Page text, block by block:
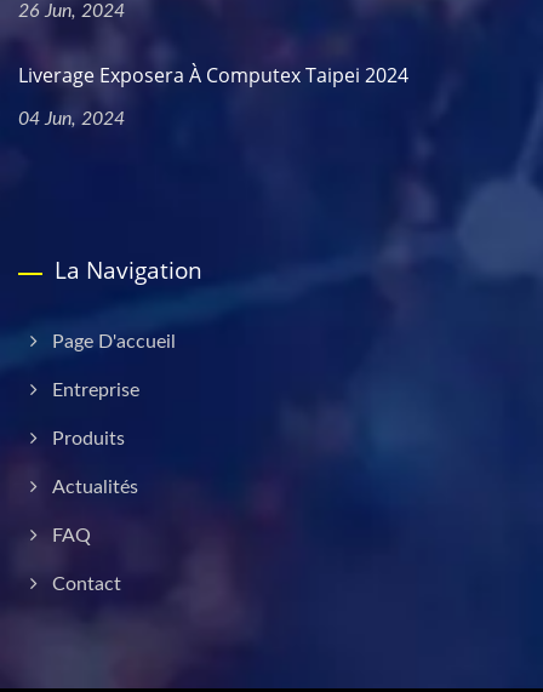
26 Jun, 2024
Liverage Exposera À Computex Taipei 2024
04 Jun, 2024
La Navigation
Page D'accueil
Entreprise
Produits
Actualités
FAQ
Contact